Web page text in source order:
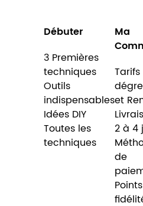
Débuter
3 Premières
techniques
Outils
indispensables
Idées DIY
Toutes les
techniques
Ma
Tarifs
et
2 à 4
de
Points